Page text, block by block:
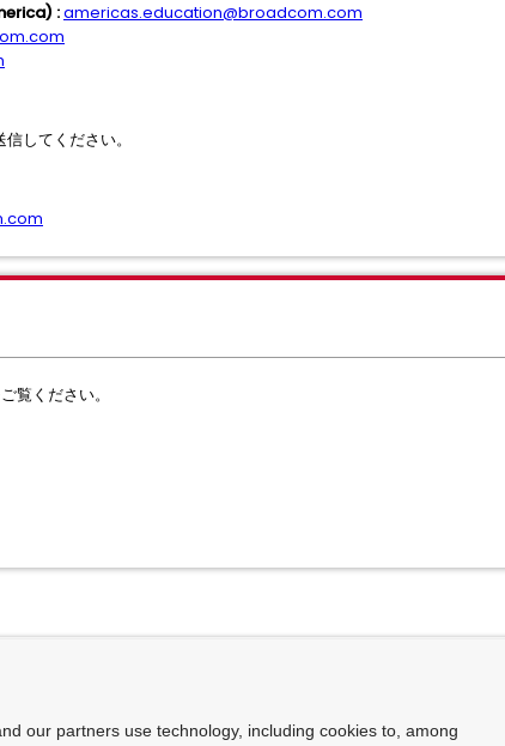
:americas.education@broadcom.com
してください。
覧ください。
our partners use technology, including cookies to, among